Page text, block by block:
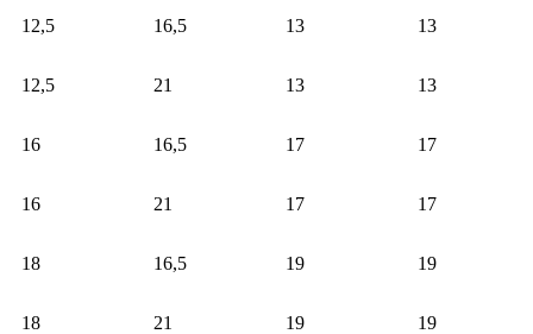
12,5 16,5 13 13
12,5 21 13 13
16 16,5 17 17
16 21 17 17
18 16,5 19 19
18 21 19 19